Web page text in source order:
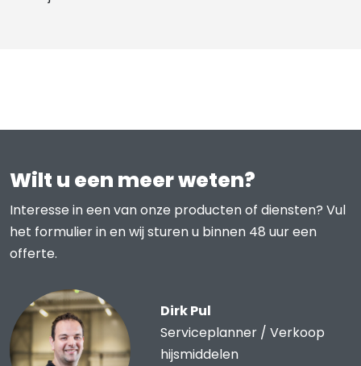
Wilt u een meer weten?
Interesse in een van onze producten of diensten? Vul
het formulier in en wij sturen u binnen 48 uur een
offerte.
Dirk Pul
Serviceplanner / Verkoop
hijsmiddelen